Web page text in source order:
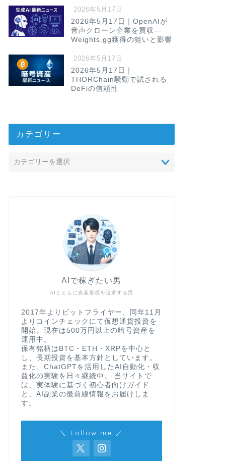
2026年5月17日
2026年5月17日｜OpenAIが
音声クローン企業を買収—
Weights.gg獲得の狙いと影響
2026年5月17日
2026年5月17日｜
THORChain騒動で試される
DeFiの信頼性
カテゴリー
AIとともに資産形成を追求する男
AIで稼ぎたい男
2017年よりビットフライヤー、同年11月
よりコインチェックにて仮想通貨投資を
開始。現在は500万円以上の暗号資産を
運用中。
保有銘柄はBTC・ETH・XRPを中心と
し、長期投資を基本方針としています。
また、ChatGPTを活用したAI自動化・収
益化の実験を日々継続中。 当サイトで
は、実体験に基づく初心者向けガイド
と、AI副業の最前線情報をお届けしま
す。
＼ Follow me ／